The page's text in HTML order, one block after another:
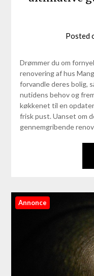
Posted
Drømmer du om
renovering af hus
forvandle deres bolig,
nutidens behov og
køkkenet til en
frisk pust. Uanset om
gennemgribende
Annonce